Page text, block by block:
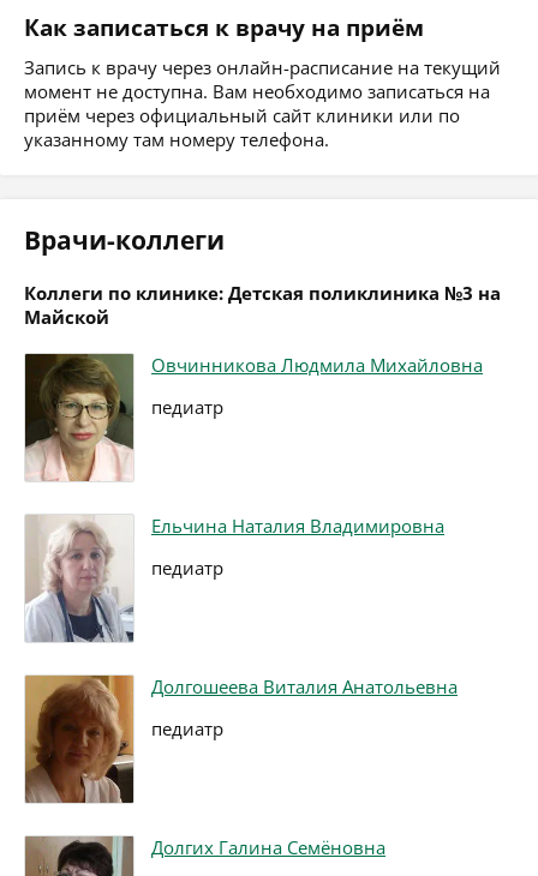
Как записаться к врачу на приём
Запись к врачу через онлайн-расписание на текущий
момент не доступна. Вам необходимо записаться на
приём через официальный сайт клиники или по
указанному там номеру телефона.
Врачи-коллеги
Коллеги по клинике: Детская поликлиника №3 на
Майской
Овчинникова Людмила Михайловна
педиатр
Ельчина Наталия Владимировна
педиатр
Долгошеева Виталия Анатольевна
педиатр
Долгих Галина Семёновна